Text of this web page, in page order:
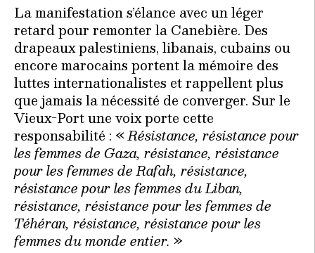
La manifestation s’élance avec un léger
retard pour remonter la Canebière. Des
drapeaux palestiniens, libanais, cubains ou
encore marocains portent la mémoire des
luttes internationalistes et rappellent plus
que jamais la nécessité de converger. Sur le
Vieux-Port une voix porte cette
responsabilité : «Résistance, résistance pour
les femmes de Gaza, résistance, résistance
pour les femmes de Rafah, résistance,
résistance pour les femmes du Liban,
résistance, résistance pour les femmes de
Téhéran, résistance, résistance pour les
femmes du monde entier. »